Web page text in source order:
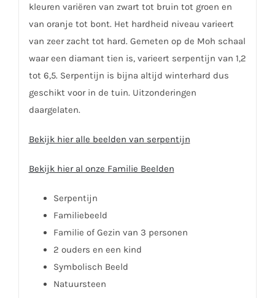
kleuren variëren van zwart tot bruin tot groen en
van oranje tot bont. Het hardheid niveau varieert
van zeer zacht tot hard. Gemeten op de Moh schaal
waar een diamant tien is, varieert serpentijn van 1,2
tot 6,5. Serpentijn is bijna altijd winterhard dus
geschikt voor in de tuin. Uitzonderingen
daargelaten.
Bekijk hier alle beelden van serpentijn
Bekijk hier al onze Familie Beelden
Serpentijn
Familiebeeld
Familie of Gezin van 3 personen
2 ouders en een kind
Symbolisch Beeld
Natuursteen